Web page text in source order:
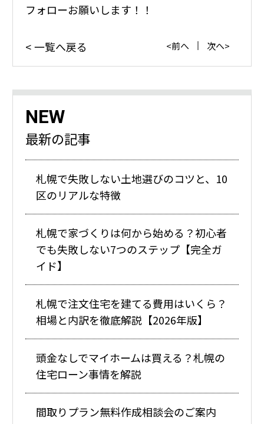
フォローお願いします！！
一覧へ戻る 前へ 次へ
NEW
最新の記事
札幌で失敗しない土地選びのコツと、10
区のリアルな特徴
札幌で家づくりは何から始める？初心者
でも失敗しない7つのステップ【完全ガ
イド】
札幌で注文住宅を建てる費用はいくら？
相場と内訳を徹底解説【2026年版】
頭金なしでマイホームは買える？札幌の
住宅ローン事情を解説
間取りプラン無料作成相談会のご案内